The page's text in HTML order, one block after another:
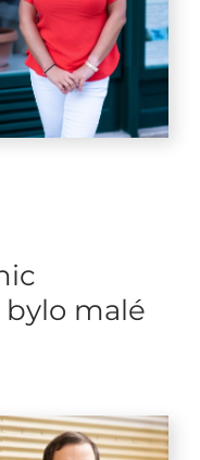
bylo malé